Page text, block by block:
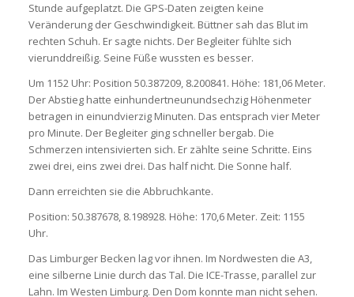
Stunde aufgeplatzt. Die GPS-Daten zeigten keine
Veränderung der Geschwindigkeit. Büttner sah das Blut im
rechten Schuh. Er sagte nichts. Der Begleiter fühlte sich
vierunddreißig. Seine Füße wussten es besser.
Um 1152 Uhr: Position 50.387209, 8.200841. Höhe: 181,06 Meter.
Der Abstieg hatte einhundertneunundsechzig Höhenmeter
betragen in einundvierzig Minuten. Das entsprach vier Meter
pro Minute. Der Begleiter ging schneller bergab. Die
Schmerzen intensivierten sich. Er zählte seine Schritte. Eins
zwei drei, eins zwei drei. Das half nicht. Die Sonne half.
Dann erreichten sie die Abbruchkante.
Position: 50.387678, 8.198928. Höhe: 170,6 Meter. Zeit: 1155
Uhr.
Das Limburger Becken lag vor ihnen. Im Nordwesten die A3,
eine silberne Linie durch das Tal. Die ICE-Trasse, parallel zur
Lahn. Im Westen Limburg. Den Dom konnte man nicht sehen.